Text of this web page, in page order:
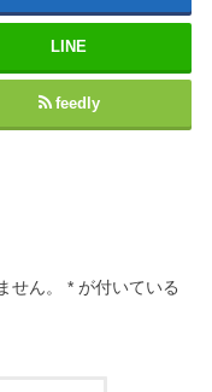
LINE
feedly
せん。 * が付いている